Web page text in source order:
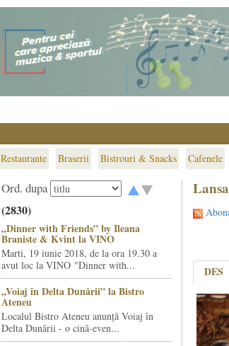
Restaurante Braserii Bistrouri & Snacks Cafenele
Ord. dupa
(2830)
„Dinner with Friends” by Ileana
Braniste & Kvint la VINO
Marti, 19 iunie 2018, de la ora 19.30 a
avut loc la VINO "Dinner with...
„Voiaj în Delta Dunării” la Bistro
Ateneu
Localul Bistro Ateneu anunță Voiaj în
Delta Dunării - o cină-even...
DES